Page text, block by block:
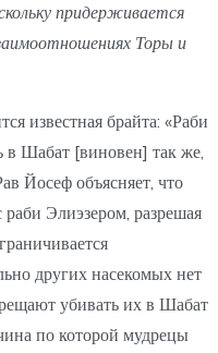
придерживается
Торы и
известная брайта: «Раби
Шабат [виновен] так же,
Йосеф объясняет, что
Элиэзером, разрешая
других насекомых нет
убивать их в Шабат
по которой мудрецы